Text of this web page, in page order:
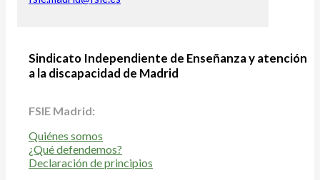
Sindicato Independiente de Enseñanza y atención
a la discapacidad de Madrid
FSIE Madrid:
Quiénes somos
¿Qué defendemos?
Declaración de principios